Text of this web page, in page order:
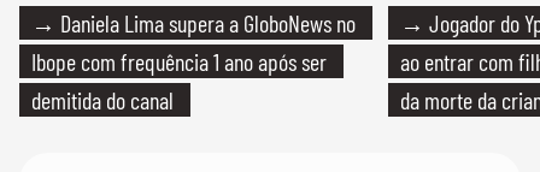
→ Daniela Lima supera a GloboNews no
Ibope com frequência 1 ano após ser
demitida do canal
→ Jogador do
ao entrar com
da morte da